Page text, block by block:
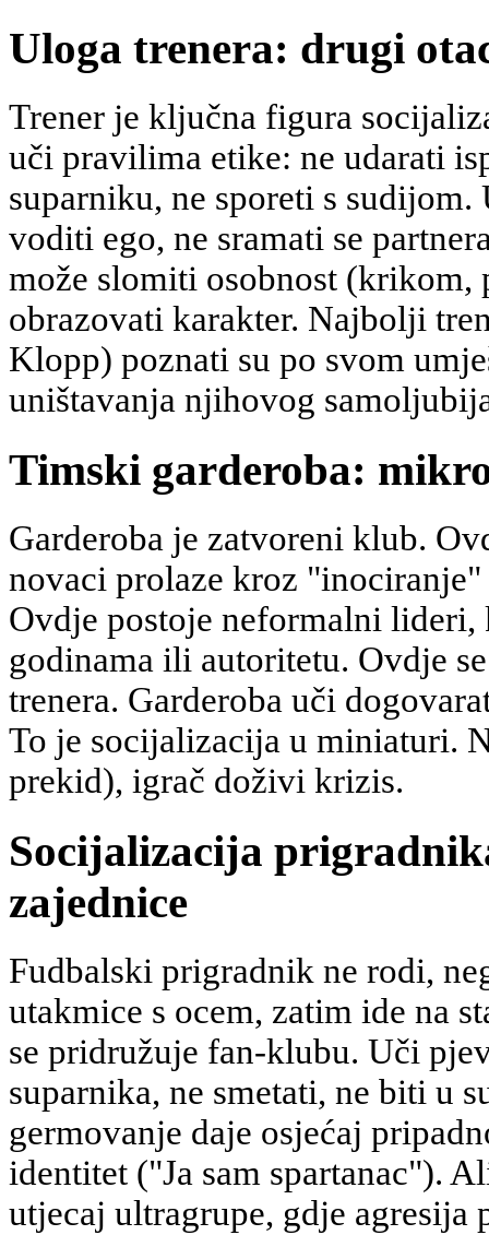
Uloga trenera: drugi
Trener je ključna figura
uči pravilima etike: ne udarati
suparniku, ne sporeti s
voditi ego, ne sramati se
može slomiti osobnost (krikom,
obrazovati karakter. Najbolji
Klopp) poznati su po svom
uništavanja njihovog
Timski garderoba:
Garderoba je zatvoreni klub.
novaci prolaze kroz
Ovdje postoje neformalni
godinama ili autoritetu. Ovdje
trenera. Garderoba uči
To je socijalizacija u miniaturi.
prekid), igrač doživi krizis.
Socijalizacija
zajednice
Fudbalski prigradnik ne rodi,
utakmice s ocem, zatim ide na
se pridružuje fan-klubu. Uči
suparnika, ne smetati, ne biti u
germovanje daje osjećaj
identitet ("Ja sam spartanac").
utjecaj ultragrupe, gdje agresija